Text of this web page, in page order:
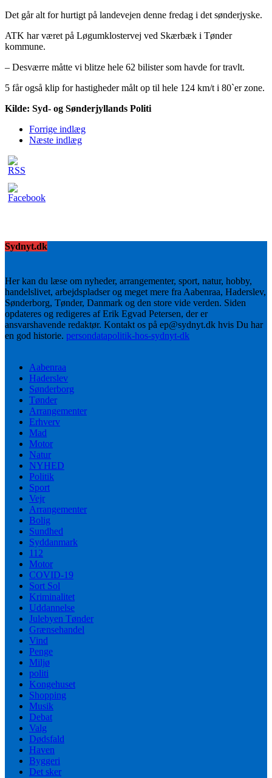
Det går alt for hurtigt på landevejen denne fredag i det sønderjyske.
ATK har været på Løgumklostervej ved Skærbæk i Tønder
kommune.
– Desværre måtte vi blitze hele 62 bilister som havde for travlt.
5 får også klip for hastigheder målt op til hele 124 km/t i 80`er zone.
Kilde: Syd- og Sønderjyllands Politi
Forrige indlæg
Næste indlæg
Sydnyt.dk
Her kan du læse om nyheder, arrangementer, sport, natur, hobby,
handelslivet, arbejdspladser og meget mere fra Aabenraa, Haderslev,
Sønderborg, Tønder, Danmark og den store vide verden. Siden
opdateres og redigeres af Erik Egvad Petersen, der er
ansvarshavende redaktør. Kontakt os på ep@sydnyt.dk hvis Du har
en god historie. persondatapolitik-hos-sydnyt-dk
Aabenraa
Haderslev
Sønderborg
Tønder
Arrangementer
Erhverv
Mad
Motor
Natur
NYHED
Politik
Sport
Vejr
Arrangementer
Bolig
Sundhed
Syddanmark
112
Motor
COVID-19
Sort Sol
Kriminalitet
Uddannelse
Julebyen Tønder
Grænsehandel
Vind
Penge
Miljø
politi
Kongehuset
Shopping
Musik
Debat
Valg
Dødsfald
Haven
Byggeri
Det sker